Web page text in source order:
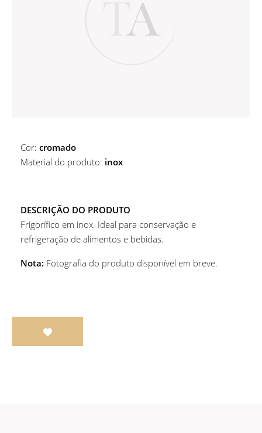
Cor: cromado
Material do produto: inox
DESCRIÇÃO DO PRODUTO
Frigorífico em inox. Ideal para conservação e
refrigeração de alimentos e bebidas.
Nota: Fotografia do produto disponível em breve.